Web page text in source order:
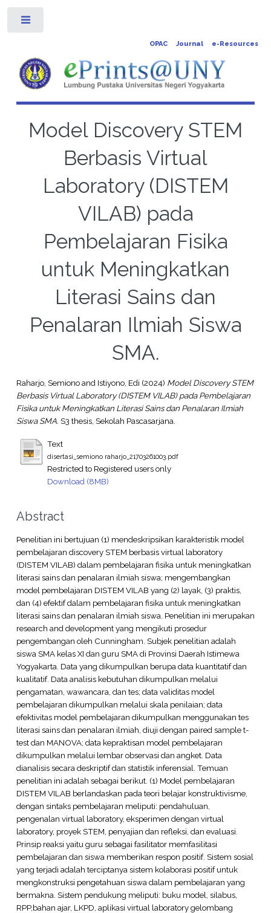
OPAC Journal e-Resources
Model Discovery STEM
Berbasis Virtual
Laboratory (DISTEM
VILAB) pada
Pembelajaran Fisika
untuk Meningkatkan
Literasi Sains dan
Penalaran Ilmiah Siswa
SMA.
Raharjo, Semionoand Istiyono, Edi (2024) Model Discovery STEM
Berbasis Virtual Laboratory (DISTEM VILAB) pada Pembelajaran
Fisika untuk Meningkatkan Literasi Sains dan Penalaran Ilmiah
Siswa SMA. S3 thesis, Sekolah Pascasarjana.
Text
disertasi_semiono raharjo_21703261003.pdf
Restricted to Registered users only
Download (8MB)
Abstract
Penelitian ini bertujuan (1) mendeskripsikan karakteristik model
pembelajaran discovery STEM berbasis virtual laboratory
(DISTEM VILAB) dalam pembelajaran fisika untuk meningkatkan
literasi sains dan penalaran ilmiah siswa; mengembangkan
model pembelajaran DISTEM VILAB yang (2) layak, (3) praktis,
dan (4) efektif dalam pembelajaran fisika untuk meningkatkan
literasi sains dan penalaran ilmiah siswa. Penelitian ini merupakan
research and development yang mengikuti prosedur
pengembangan oleh Cunningham. Subjek penelitian adalah
siswa SMA kelas XI dan guru SMA di Provinsi Daerah Istimewa
Yogyakarta. Data yang dikumpulkan berupa data kuantitatif dan
kualitatif. Data analisis kebutuhan dikumpulkan melalui
pengamatan, wawancara, dan tes; data validitas model
pembelajaran dikumpulkan melalui skala penilaian; data
efektivitas model pembelajaran dikumpulkan menggunakan tes
literasi sains dan penalaran ilmiah, diuji dengan paired sample t-
test dan MANOVA; data kepraktisan model pembelajaran
dikumpulkan melalui lembar observasi dan angket. Data
dianalisis secara deskriptif dan statistik inferensial. Temuan
penelitian ini adalah sebagai berikut. (1) Model pembelajaran
DISTEM VILAB berlandaskan pada teori belajar konstruktivisme,
dengan sintaks pembelajaran meliputi: pendahuluan,
pengenalan virtual laboratory, eksperimen dengan virtual
laboratory, proyek STEM, penyajian dan refleksi, dan evaluasi.
Prinsip reaksi yaitu guru sebagai fasilitator memfasilitasi
pembelajaran dan siswa memberikan respon positif. Sistem sosial
yang terjadi adalah terciptanya sistem kolaborasi positif untuk
mengkonstruksi pengetahuan siswa dalam pembelajaran yang
bermakna. Sistem pendukung meliputi: buku model, silabus,
RPP,bahan ajar, LKPD, aplikasi virtual laboratory gelombang